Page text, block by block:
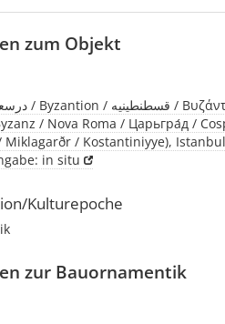
zum Objekt
/ Nova Roma / Царьгра́д /
/ Kostantiniyye),
in situ
Kulturepoche
zur Bauornamentik